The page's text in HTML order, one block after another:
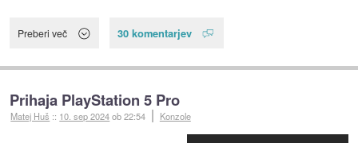
Preberi več 30 komentarjev
Prihaja PlayStation 5 Pro
Matej Huš :: 10. sep 2024ob 22:54 Konzole